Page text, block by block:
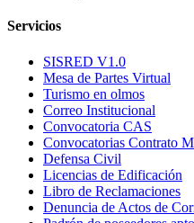
Servicios
SISRED V1.0
Mesa de Partes Virtual
Turismo en olmos
Correo Institucional
Convocatoria CAS
Convocatorias Contrato
Defensa Civil
Licencias de Edificación
Libro de Reclamaciones
Denuncia de Actos de